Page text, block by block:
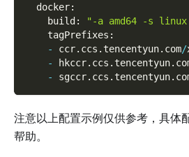
  docker
:
    build
:
"-a amd64 -s
    tagPrefixes
:
-
ccr. ccs . tencentyun. com/
-
hkccr. ccs . tencentyun.
-
sgccr. ccs . tencentyun.
注意以上配置示例仅供参考，具体
帮助。